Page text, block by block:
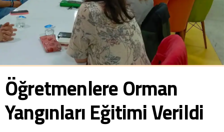
Öğretmenlere Orman
Yangınları Eğitimi Verildi